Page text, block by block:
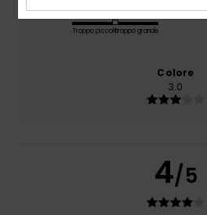
Taglia
Troppo piccoloTroppo grande
Colore
3.0
4/5